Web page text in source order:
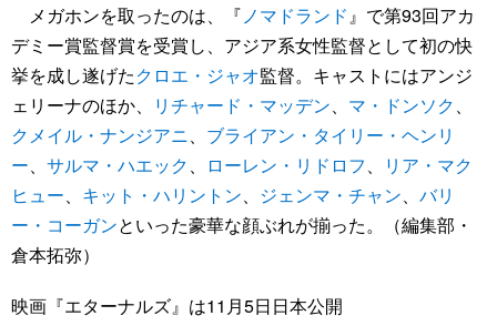
メガホンを取ったのは、『ノマドランド』で第93回アカ
デミー賞監督賞を受賞し、アジア系女性監督として初の快
挙を成し遂げたクロエ・ジャオ監督。キャストにはアンジ
ェリーナのほか、
リチャード・マッデン、 マ・ドンソク、
クメイル・ナンジアニ、 ブライアン・タイリー・ヘンリ
ー、 サルマ・ハエック、 ローレン・リドロフ、
リア・マク
ヒュー、 キット・ハリントン、 ジェンマ・チャン、 バリ
ー・コーガンといった豪華な顔ぶれが揃った。（編集部・
倉本拓弥）
映画『エターナルズ』は11月5日日本公開